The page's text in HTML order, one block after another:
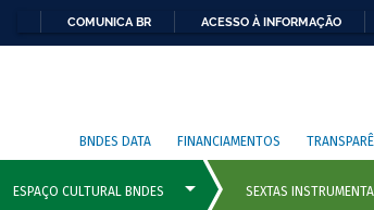
COMUNICA BR ACESSO À INFORMAÇÃO
BNDES DATA FINANCIAMENTOS